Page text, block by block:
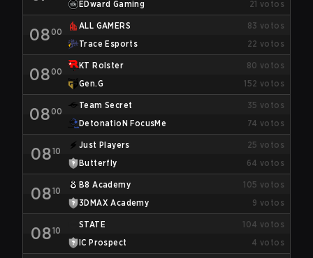
EDward Gaming
21 votos
0800
ALL GAMERS 83 votos
Trace Esports
22 votos
0800
KT Rolster 80 votos
Gen.G
152 votos
0800
Team Secret 35 votos
DetonatioN FocusMe
74 votos
0810
Just Players 25 votos
Butterfly
64 votos
0810
B8 Academy 105 votos
3DMAX Academy
9 votos
0810
STATE 104 votos
IC Prospect
4 votos